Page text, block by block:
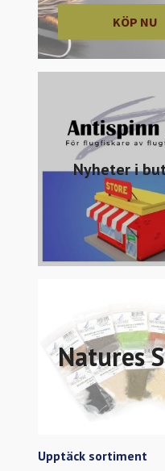
KÖP NU
Nyheter i
Natures
Upptäck sortiment